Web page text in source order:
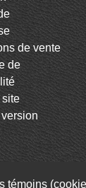
de vente
de